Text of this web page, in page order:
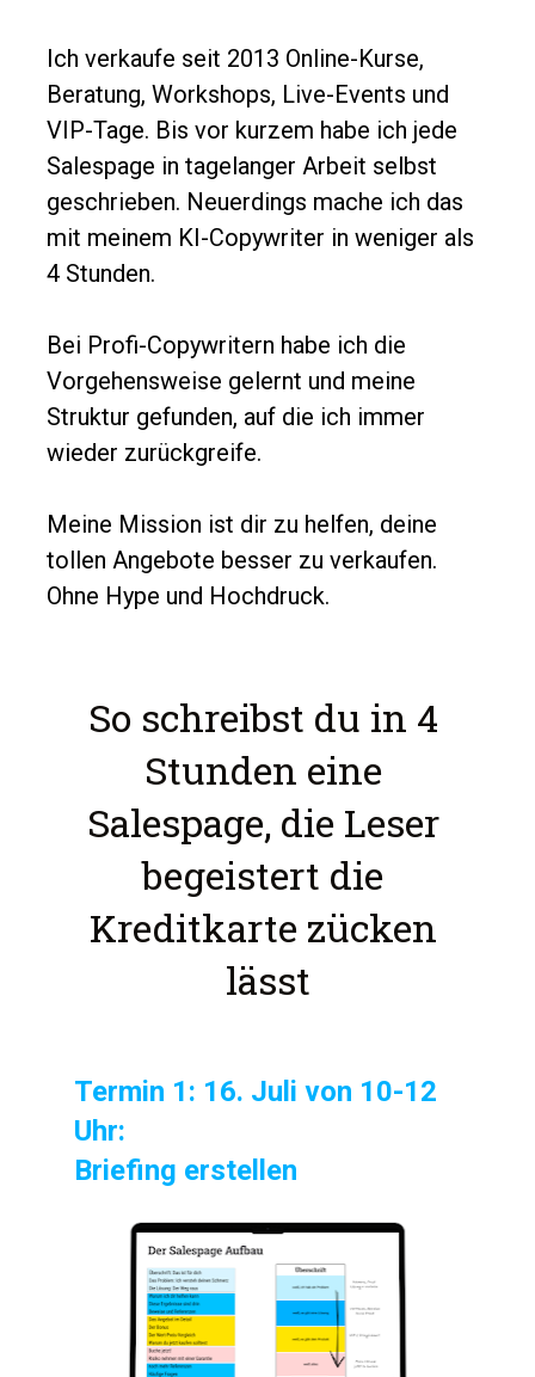
Ich verkaufe seit 2013 Online-Kurse,
Beratung, Workshops, Live-Events und
VIP-Tage. Bis vor kurzem habe ich jede
Salespage in tagelanger Arbeit selbst
geschrieben. Neuerdings mache ich das
mit meinem KI-Copywriter in weniger als
4 Stunden.
Bei Profi-Copywritern habe ich die
Vorgehensweise gelernt und meine
Struktur gefunden, auf die ich immer
wieder zurückgreife.
Meine Mission ist dir zu helfen, deine
tollen Angebote besser zu verkaufen.
Ohne Hype und Hochdruck.
So schreibst du in 4
Stunden eine
Salespage, die Leser
begeistert die
Kreditkarte zücken
lässt
Termin 1: 16. Juli von 10-12
Uhr:
Briefing erstellen